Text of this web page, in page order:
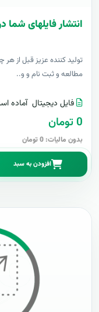
انتشار فایلهای شما
توليد کننده عزيز قبل از
مطالعه و ثبت نام و و..
فایل دیجیتال آماده
0 تومان
بدون مالیات: 0 تومان
افزودن به سبد